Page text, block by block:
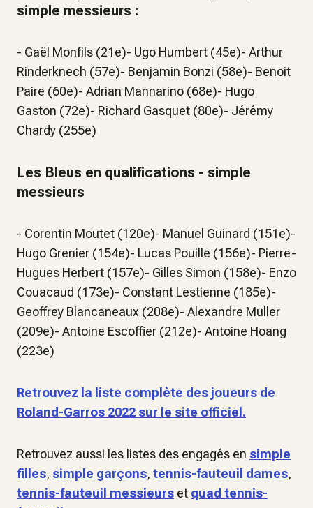
simple messieurs :
- Gaël Monfils (21e)- Ugo Humbert (45e)- Arthur
Rinderknech (57e)- Benjamin Bonzi (58e)- Benoit
Paire (60e)- Adrian Mannarino (68e)- Hugo
Gaston (72e)- Richard Gasquet (80e)- Jérémy
Chardy (255e)
Les Bleus en qualifications - simple
messieurs
- Corentin Moutet (120e)- Manuel Guinard (151e)-
Hugo Grenier (154e)- Lucas Pouille (156e)- Pierre-
Hugues Herbert (157e)- Gilles Simon (158e)- Enzo
Couacaud (173e)- Constant Lestienne (185e)-
Geoffrey Blancaneaux (208e)- Alexandre Muller
(209e)- Antoine Escoffier (212e)- Antoine Hoang
(223e)
Retrouvez la liste complète des joueurs de
Roland-Garros 2022 sur le site officiel.
Retrouvez aussi les listes des engagés en simple
filles, simple garçons, tennis-fauteuil dames,
tennis-fauteuil messieurs et quad tennis-